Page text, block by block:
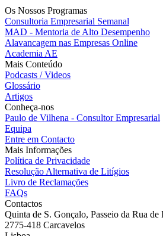
Os Nossos Programas
Consultoria Empresarial Semanal
MAD - Mentoria de Alto Desempenho
Alavancagem nas Empresas Online
Academia AE
Mais Conteúdo
Podcasts / Videos
Glossário
Artigos
Conheça-nos
Paulo de Vilhena - Consultor Empresarial
Equipa
Entre em Contacto
Mais Informações
Política de Privacidade
Resolução Alternativa de Litígios
Livro de Reclamações
FAQs
Contactos
Quinta de S. Gonçalo, Passeio da Rua
2775-418 Carcavelos